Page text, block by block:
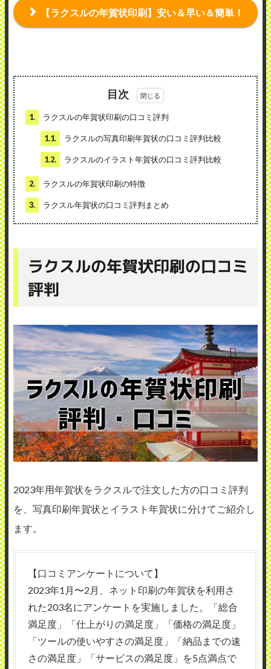
【ラクスルの年賀状印刷】安い＆早い＆簡単！
目次
1. ラクスルの年賀状印刷の口コミ評判
1.1. ラクスルの写真印刷年賀状の口コミ評判比較
1.2. ラクスルのイラスト年賀状の口コミ評判比較
2. ラクスルの年賀状印刷の特徴
3. ラクスル年賀状の口コミ評判まとめ
ラクスルの年賀状印刷の口コミ
評判
2023年用年賀状をラクスルで注文した方の口コミ評判
を、写真印刷年賀状とイラスト年賀状に分けてご紹介し
ます。
【口コミアンケートについて】
2023年1月〜2月、ネット印刷の年賀状を利用さ
れた203名にアンケートを実施しました。「総合
満足度」「仕上がりの満足度」「価格の満足度」
「ツールの使いやすさの満足度」「納品までの速
さの満足度」「サービスの満足度」を5点満点で